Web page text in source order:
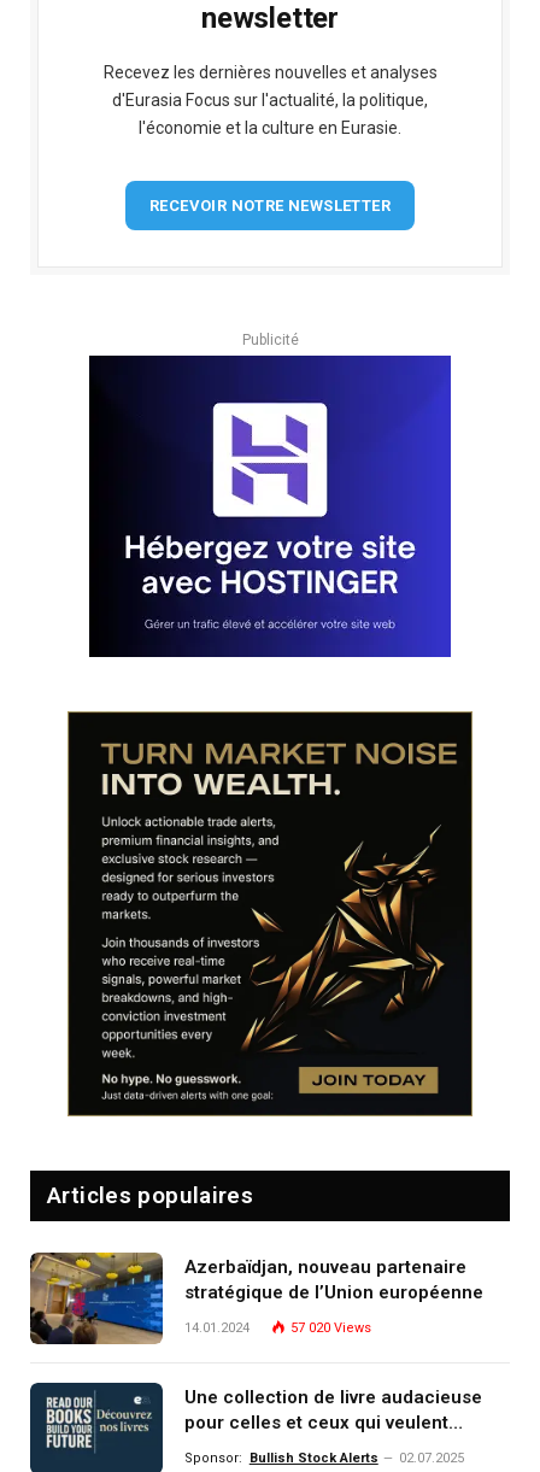
newsletter
Recevez les dernières nouvelles et analyses
d'Eurasia Focus sur l'actualité, la politique,
l'économie et la culture en Eurasie.
RECEVOIR NOTRE NEWSLETTER
Publicité
Articles populaires
Azerbaïdjan, nouveau partenaire
stratégique de l’Union européenne
14.01.2024 57 020 Views
Une collection de livre audacieuse
pour celles et ceux qui veulent
comprendre, investir et dominer le
Sponsor: Bullish Stock Alerts 02.07.2025